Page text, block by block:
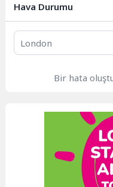
Hava Durumu
Bir hata